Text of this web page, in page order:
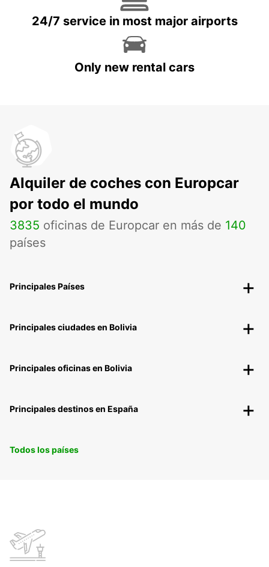
24/7 service in most major airports
Only new rental cars
Alquiler de coches con Europcar
por todo el mundo
3835 oficinas de Europcar en más de 140
países
Principales Países
Principales ciudades en Bolivia
Principales oficinas en Bolivia
Principales destinos en España
Todos los países